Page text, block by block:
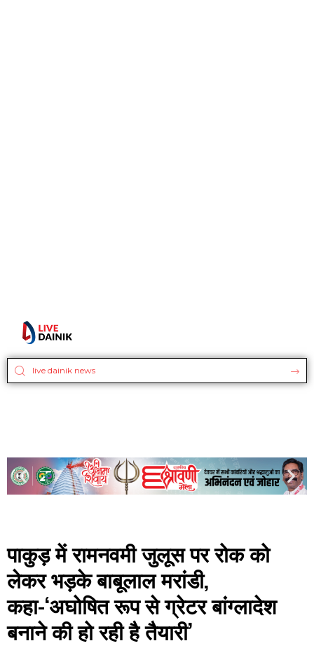
पाकुड़ में रामनवमी जुलूस पर रोक को
लेकर भड़के बाबूलाल मरांडी,
कहा-‘अघोषित रूप से ग्रेटर बांग्लादेश
बनाने की हो रही है तैयारी’